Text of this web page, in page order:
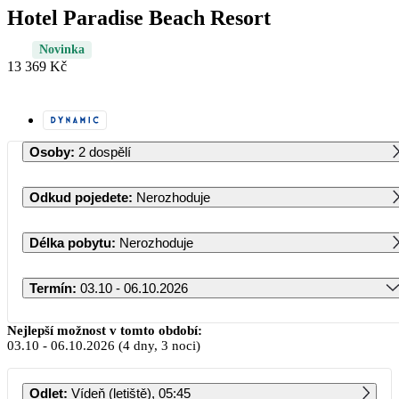
Hotel Paradise Beach Resort
Novinka
13 369 Kč
Osoby: 2 dospělí
Odkud pojedete: Nerozhoduje
Délka pobytu: Nerozhoduje
Termín: 03.10 - 06.10.2026
Říjen 2026
PO ÚT ST ČT PÁ SO NE
Nejlepší možnost v tomto období:
03.10 - 06.10.2026 (4 dny, 3 noci)
Odlet: Vídeň (letiště), 05:45